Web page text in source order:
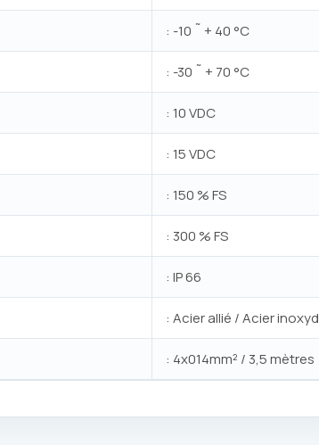
: -10 ˜ + 40 °C
: -30 ˜ + 70 °C
: 10 VDC
: 15 VDC
: 150 % FS
: 300 % FS
: IP 66
: Acier allié / Acier
: 4x014mm² / 3,5 mètres